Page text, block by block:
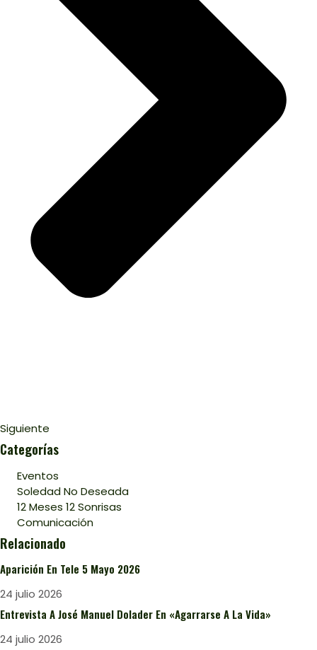
Siguiente
Categorías
Eventos
Soledad No Deseada
12 Meses 12 Sonrisas
Comunicación
Relacionado
Aparición En Tele 5 Mayo 2026
24 julio 2026
Entrevista A José Manuel Dolader En «Agarrarse A La Vida»
24 julio 2026